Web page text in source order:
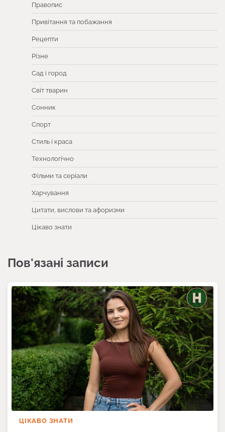
Правопис
Привітання та побажання
Рецепти
Різне
Сад і город
Світ тварин
Сонник
Спорт
Стиль і краса
Технологічно
Фільми та серіали
Харчування
Цитати, вислови та афоризми
Цікаво знати
Пов'язані записи
ЦІКАВО ЗНАТИ